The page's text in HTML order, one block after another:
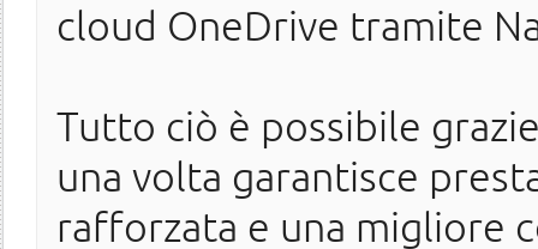
cloud OneDrive tramite
Tutto ciò è possibile
una volta garantisce
rafforzata e una migliore